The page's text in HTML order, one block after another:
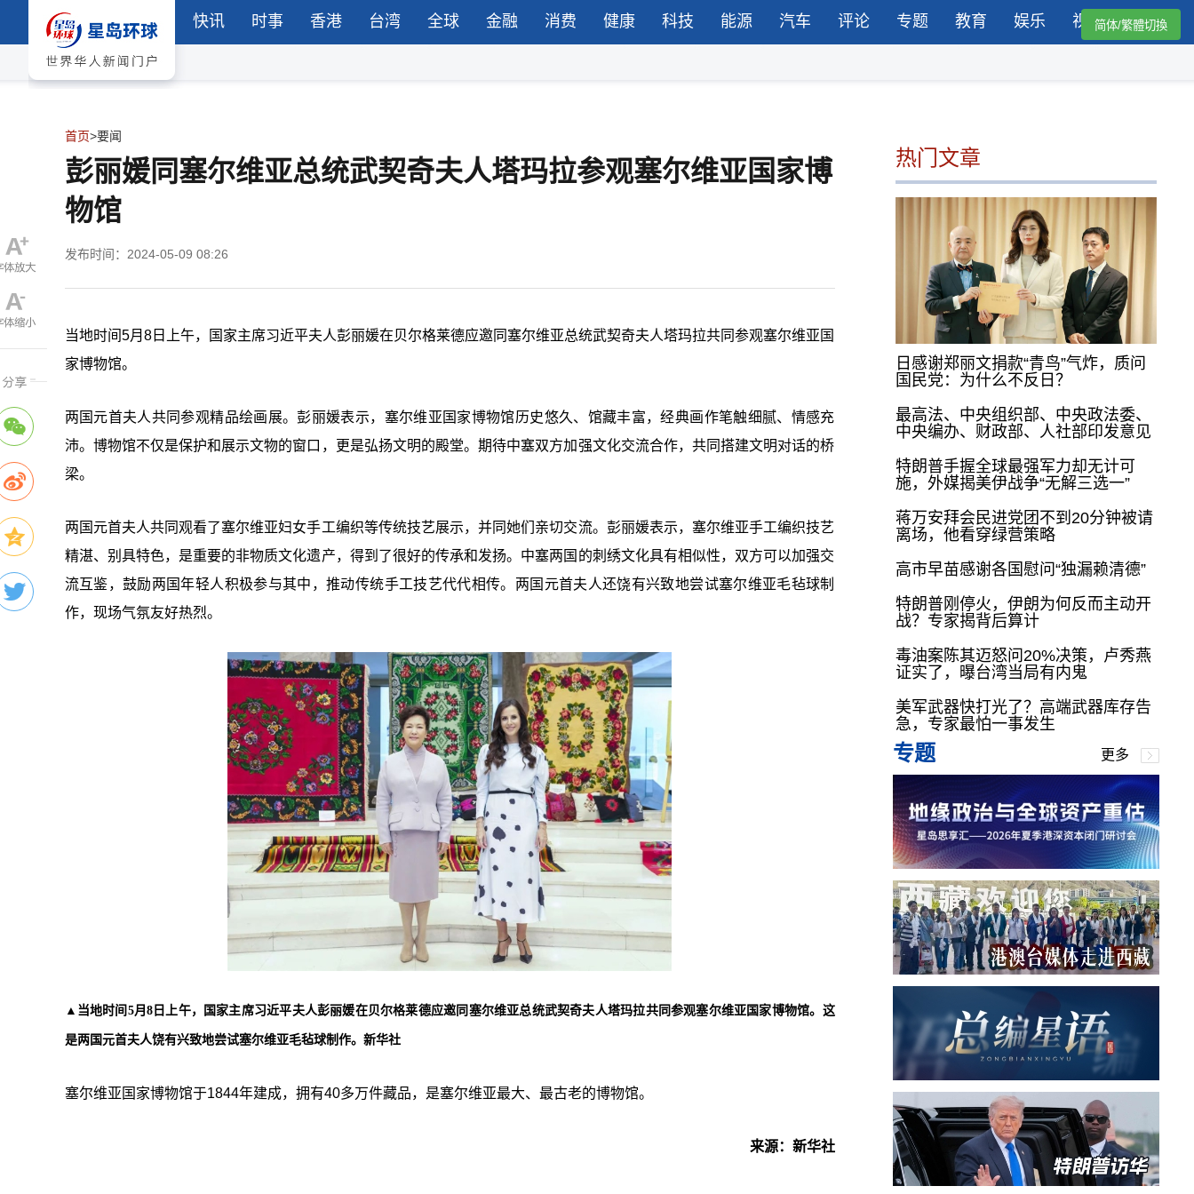
快讯 时事 香港 台湾 全球 金融 消费 健康 科技 能源 汽车 评论 专题 教育 娱乐 视频简体/繁體切換
首页>要闻
彭丽媛同塞尔维亚总统武契奇夫人塔玛拉参观塞尔维亚国家博
物馆
发布时间：2024-05-09 08:26
当地时间5月8日上午，国家主席习近平夫人彭丽媛在贝尔格莱德应邀同塞尔维亚总统武契奇夫人塔玛拉共同参观塞尔维亚国
家博物馆。
两国元首夫人共同参观精品绘画展。彭丽媛表示，塞尔维亚国家博物馆历史悠久、馆藏丰富，经典画作笔触细腻、情感充
沛。博物馆不仅是保护和展示文物的窗口，更是弘扬文明的殿堂。期待中塞双方加强文化交流合作，共同搭建文明对话的桥
梁。
两国元首夫人共同观看了塞尔维亚妇女手工编织等传统技艺展示，并同她们亲切交流。彭丽媛表示，塞尔维亚手工编织技艺
精湛、别具特色，是重要的非物质文化遗产，得到了很好的传承和发扬。中塞两国的刺绣文化具有相似性，双方可以加强交
流互鉴，鼓励两国年轻人积极参与其中，推动传统手工技艺代代相传。两国元首夫人还饶有兴致地尝试塞尔维亚毛毡球制
作，现场气氛友好热烈。
▲当地时间5月8日上午，国家主席习近平夫人彭丽媛在贝尔格莱德应邀同塞尔维亚总统武契奇夫人塔玛拉共同参观塞尔维亚国家博物馆。这
是两国元首夫人饶有兴致地尝试塞尔维亚毛毡球制作。新华社
塞尔维亚国家博物馆于1844年建成，拥有40多万件藏品，是塞尔维亚最大、最古老的博物馆。
来源：新华社
热门文章
日感谢郑丽文捐款“青鸟”气炸，质问
国民党：为什么不反日？
最高法、中央组织部、中央政法委、
中央编办、财政部、人社部印发意见
特朗普手握全球最强军力却无计可
施，外媒揭美伊战争“无解三选一”
蒋万安拜会民进党团不到20分钟被请
离场，他看穿绿营策略
高市早苗感谢各国慰问“独漏赖清德”
特朗普刚停火，伊朗为何反而主动开
战？专家揭背后算计
毒油案陈其迈怒问20%决策，卢秀燕
证实了，曝台湾当局有内鬼
美军武器快打光了？高端武器库存告
急，专家最怕一事发生
专题 更多